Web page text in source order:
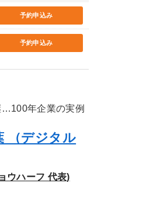
予約申込み
予約申込み
…100年企業の実例
（デジタル
ウハーフ 代表)